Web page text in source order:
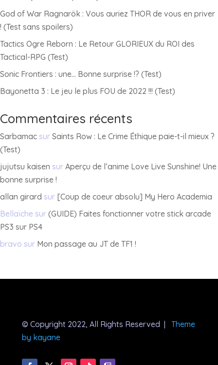
God of War Ragnarök : Vous auriez THOR de vous en priver
! (Test sans spoilers)
Tactics Ogre Reborn : Le Retour GLORIEUX du ROI des
Tactical-RPG (Test)
Sonic Frontiers : une… Bonne surprise !? (Test)
Bayonetta 3 : Le jeu le plus FOU de 2022 !!! (Test)
Commentaires récents
Sarbamac sur Saints Row : Le Crime Éthique paie-t-il mieux ?
(Test)
jujutsu kaisen sur Aperçu de l’anime Love Live Sunshine! Une
bonne surprise !
allan girard sur [Coup de coeur absolu] My Hero Academia
Bellaïche sur (GUIDE) Faites fonctionner votre stick arcade
PS3 sur PS4
bravo sur Mon passage au JT de TF1 !
© Copyright 2022, All Rights Reserved |
Theme
by kayane